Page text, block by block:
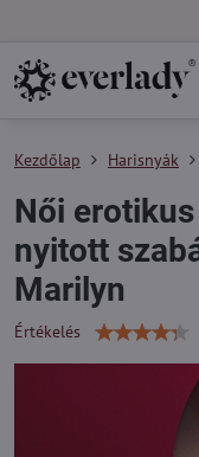
Kezdőlap Harisnyák
Női
nyitott
Marilyn
Értékelés